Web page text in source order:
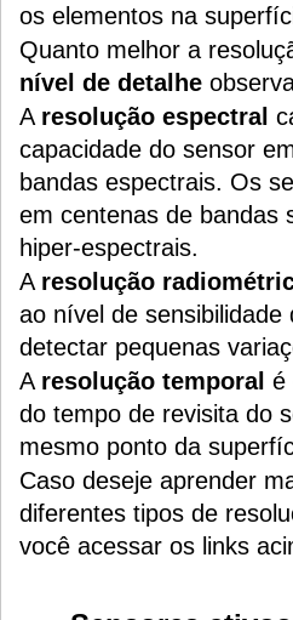
os elementos na
Quanto melhor a
nível de detalhe
A resolução espectral
capacidade do sensor
bandas espectrais. Os
em centenas de bandas
hiper-espectrais.
A resolução
ao nível de sensibilidade
detectar pequenas
A resolução temporal é
do tempo de revisita do
mesmo ponto da
Caso deseje aprender
diferentes tipos de
você acessar os links